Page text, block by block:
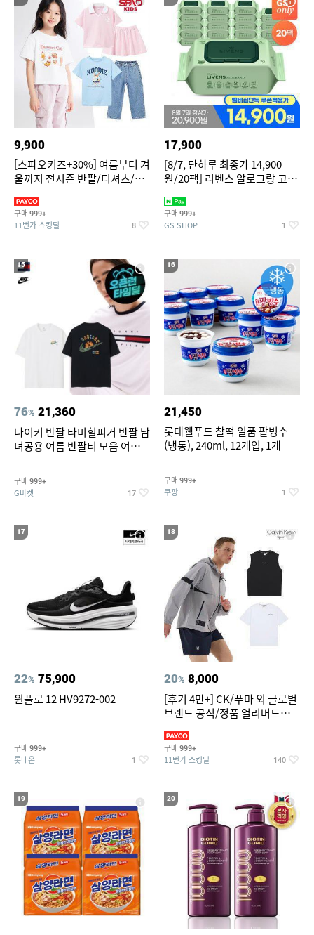
9,900
[스파오키즈+30%] 여름부터 겨
울까지 전시즌 반팔/티셔츠/셋
구매 999+
11번가 쇼킹딜 8
17,900
[8/7, 단하루 최종가 14,900
원/20팩] 리벤스 알로그랑 고평
구매 999+
GS SHOP 1
15
76% 21,360
나이키 반팔 타미힐피거 반팔 남
녀공용 여름 반팔티 모음 여름
구매 999+
G마켓 17
16
21,450
롯데웰푸드 찰떡 일품 팥빙수
(냉동), 240ml, 12개입, 1개
구매 999+
쿠팡 1
17
22% 75,900
윈플로 12 HV9272-002
구매 999+
롯데온 1
18
20% 8,000
[후기 4만+] CK/푸마 외 글로벌
브랜드 공식/정품 얼리버드
구매 999+
11번가 쇼킹딜 140
19 20